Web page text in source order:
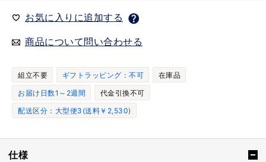
お気に入りに追加する
商品について問い合わせる
組立不要 ギフトラッピング：不可
在庫品
お届け日数1～2週間
代金引換不可
配送区分：大型便3(送料￥2,530)
仕様